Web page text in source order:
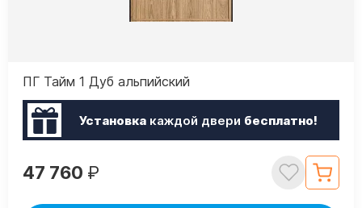
ПГ Тайм 1 Дуб альпийский
Установкакаждой двери бесплатно!
47 760 ₽